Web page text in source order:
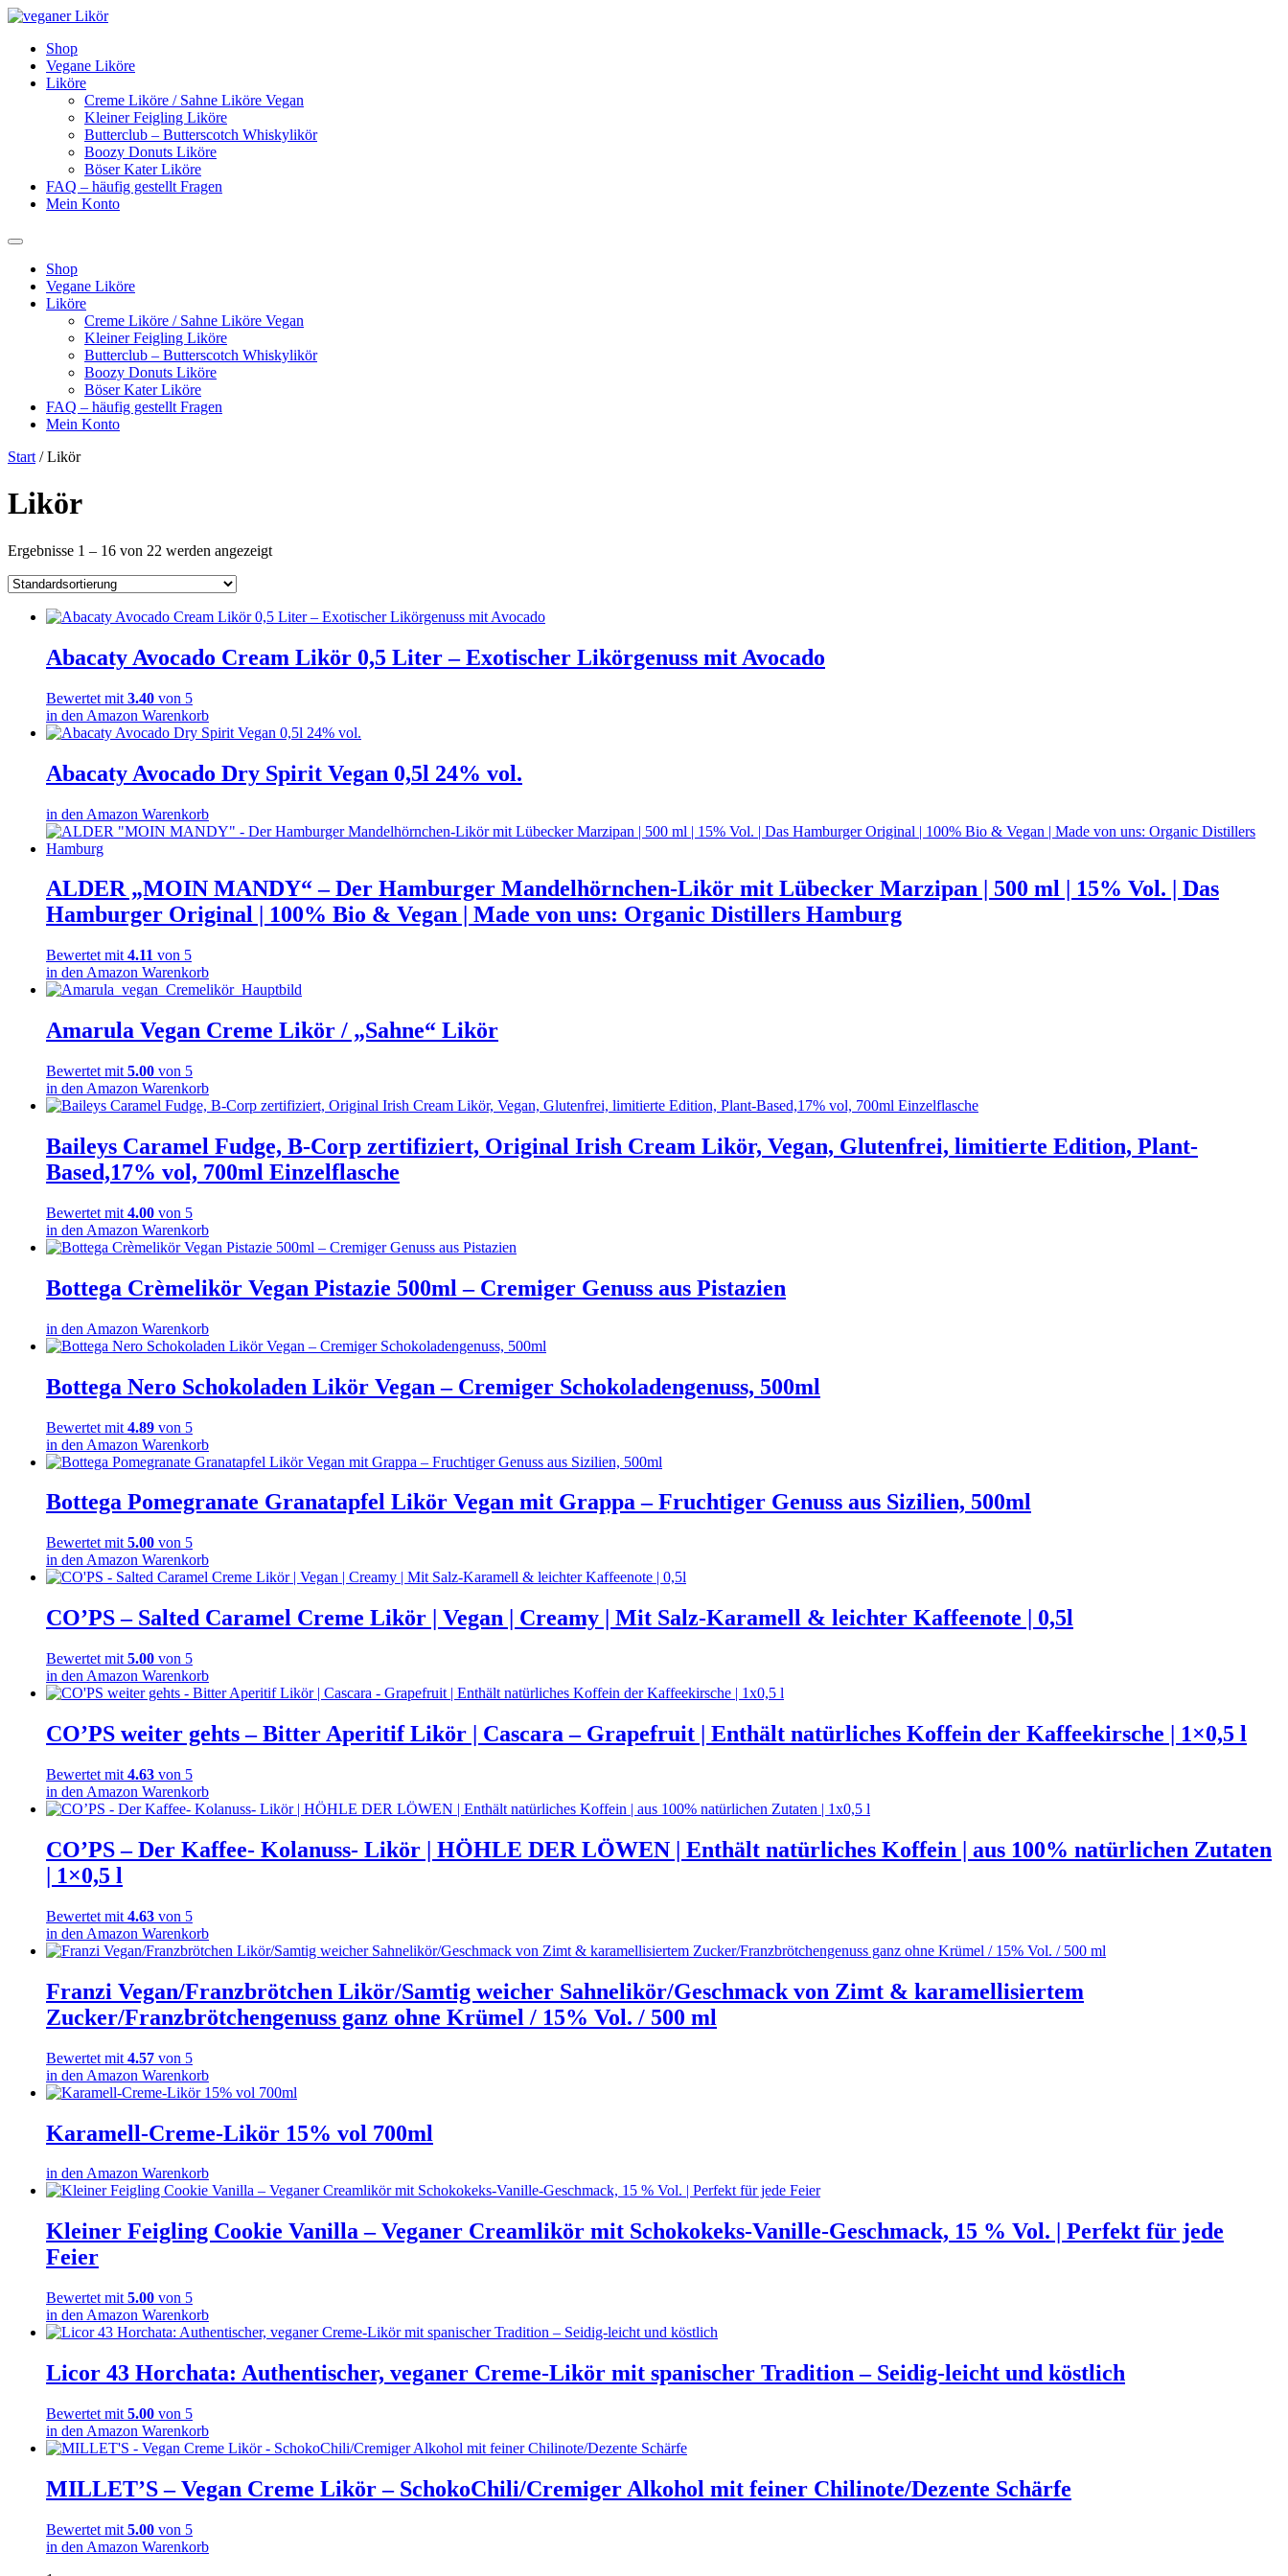
Zum
springenShop
Vegane Liköre
Liköre
Creme Liköre / Sahne Liköre Vegan
Kleiner Feigling Liköre
Butterclub – Butterscotch Whiskylikör
Boozy Donuts Liköre
Böser Kater Liköre
FAQ – häufig gestellt Fragen
Mein Konto
Shop
Vegane Liköre
Liköre
Creme Liköre / Sahne Liköre Vegan
Kleiner Feigling Liköre
Butterclub – Butterscotch Whiskylikör
Boozy Donuts Liköre
Böser Kater Liköre
FAQ – häufig gestellt Fragen
Mein Konto
Start / Likör
Likör
Ergebnisse 1 – 16 von 22 werden angezeigt
Abacaty Avocado Cream Likör 0,5 Liter – Exotischer Likörgenuss mit Avocado
Bewertet mit 3.40 von 5
in den Amazon Warenkorb
Abacaty Avocado Dry Spirit Vegan 0,5l 24% vol.
in den Amazon Warenkorb
ALDER „MOIN MANDY“ – Der Hamburger Mandelhörnchen-Likör mit Lübecker Marzipan | 500 ml | 15% Vol. | Das
Hamburger Original | 100% Bio & Vegan | Made von uns: Organic Distillers Hamburg
Bewertet mit 4.11 von 5
in den Amazon Warenkorb
Amarula Vegan Creme Likör / „Sahne“ Likör
Bewertet mit 5.00 von 5
in den Amazon Warenkorb
Baileys Caramel Fudge, B-Corp zertifiziert, Original Irish Cream Likör, Vegan, Glutenfrei, limitierte Edition, Plant-
Based,17% vol, 700ml Einzelflasche
Bewertet mit 4.00 von 5
in den Amazon Warenkorb
Bottega Crèmelikör Vegan Pistazie 500ml – Cremiger Genuss aus Pistazien
in den Amazon Warenkorb
Bottega Nero Schokoladen Likör Vegan – Cremiger Schokoladengenuss, 500ml
Bewertet mit 4.89 von 5
in den Amazon Warenkorb
Bottega Pomegranate Granatapfel Likör Vegan mit Grappa – Fruchtiger Genuss aus Sizilien, 500ml
Bewertet mit 5.00 von 5
in den Amazon Warenkorb
CO’PS – Salted Caramel Creme Likör | Vegan | Creamy | Mit Salz-Karamell & leichter Kaffeenote | 0,5l
Bewertet mit 5.00 von 5
in den Amazon Warenkorb
CO’PS weiter gehts – Bitter Aperitif Likör | Cascara – Grapefruit | Enthält natürliches Koffein der Kaffeekirsche | 1×0,5 l
Bewertet mit 4.63 von 5
in den Amazon Warenkorb
CO’PS – Der Kaffee- Kolanuss- Likör | HÖHLE DER LÖWEN | Enthält natürliches Koffein | aus 100% natürlichen Zutaten
| 1×0,5 l
Bewertet mit 4.63 von 5
in den Amazon Warenkorb
Franzi Vegan/Franzbrötchen Likör/Samtig weicher Sahnelikör/Geschmack von Zimt & karamellisiertem
Zucker/Franzbrötchengenuss ganz ohne Krümel / 15% Vol. / 500 ml
Bewertet mit 4.57 von 5
in den Amazon Warenkorb
Karamell-Creme-Likör 15% vol 700ml
in den Amazon Warenkorb
Kleiner Feigling Cookie Vanilla – Veganer Creamlikör mit Schokokeks-Vanille-Geschmack, 15 % Vol. | Perfekt für jede
Feier
Bewertet mit 5.00 von 5
in den Amazon Warenkorb
Licor 43 Horchata: Authentischer, veganer Creme-Likör mit spanischer Tradition – Seidig-leicht und köstlich
Bewertet mit 5.00 von 5
in den Amazon Warenkorb
MILLET’S – Vegan Creme Likör – SchokoChili/Cremiger Alkohol mit feiner Chilinote/Dezente Schärfe
Bewertet mit 5.00 von 5
in den Amazon Warenkorb